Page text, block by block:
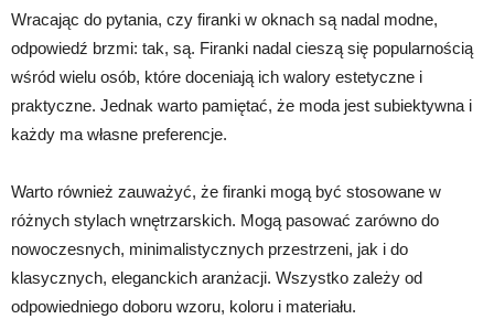
Wracając do pytania, czy firanki w oknach są nadal modne,
odpowiedź brzmi: tak, są. Firanki nadal cieszą się popularnością
wśród wielu osób, które doceniają ich walory estetyczne i
praktyczne. Jednak warto pamiętać, że moda jest subiektywna i
każdy ma własne preferencje.
Warto również zauważyć, że firanki mogą być stosowane w
różnych stylach wnętrzarskich. Mogą pasować zarówno do
nowoczesnych, minimalistycznych przestrzeni, jak i do
klasycznych, eleganckich aranżacji. Wszystko zależy od
odpowiedniego doboru wzoru, koloru i materiału.